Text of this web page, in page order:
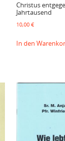
Christus
Jahrtausend
10,00€
In den